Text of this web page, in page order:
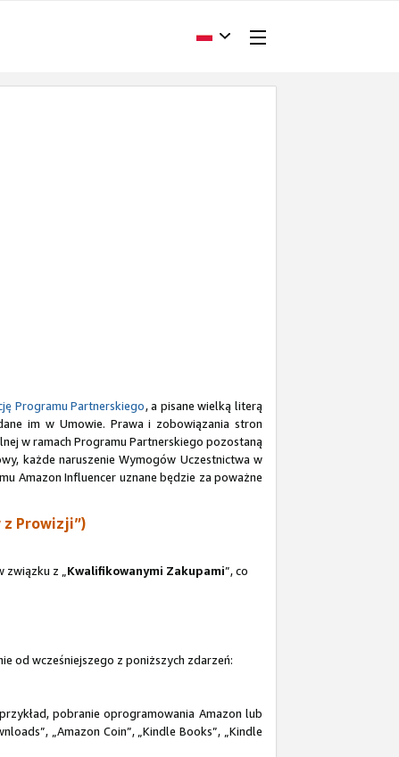
Programu Partnerskiego, a pisane wielką literą
im w Umowie. Prawa i zobowiązania stron
w ramach Programu Partnerskiego pozostaną
każde naruszenie Wymogów Uczestnictwa w
Amazon Influencer uznane będzie za poważne
z Prowizji”)
z „ Kwalifikowanymi Zakupami”, co
od wcześniejszego z poniższych zdarzeń:
pobranie oprogramowania Amazon lub
„Amazon Coin”, „Kindle Books”, „Kindle